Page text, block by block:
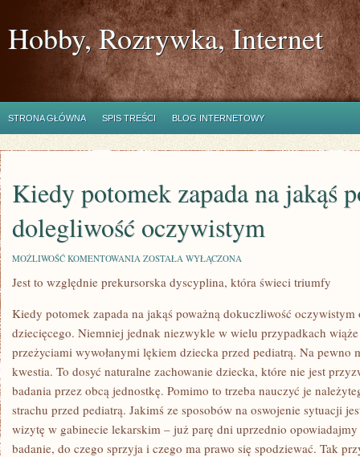
Hobby, Rozrywka, Internet
STRONA GŁÓWNA SPIS TREŚCI BLOG INTERNETOWY
Kiedy potomek zapada na jakąś
dolegliwość oczywistym
MOŻLIWOŚĆ KOMENTOWANIA KIEDY
ZAPADA
POWAŻNĄ
DOLEGLIWOŚĆ
OCZYWISTYM
ZOSTAŁA WYŁĄCZONA
Jest to względnie prekursorska dyscyplina, która świeci triumfy
Kiedy potomek zapada na jakąś poważną dokuczliwość
dziecięcego. Niemniej jednak niezwykle w wielu przypadkach
przeżyciami wywołanymi lękiem dziecka przed pediatrą. Na pewno
kwestia. To dosyć naturalne zachowanie dziecka, które nie jest
badania przez obcą jednostkę. Pomimo to trzeba nauczyć je
strachu przed pediatrą. Jakimś ze sposobów na oswojenie sytuacji
wizytę w gabinecie lekarskim – już parę dni uprzednio
badanie, do czego sprzyja i czego ma prawo się spodziewać. Tak